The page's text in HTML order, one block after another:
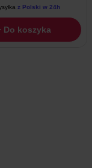
z Polski w 24h
Do koszyka